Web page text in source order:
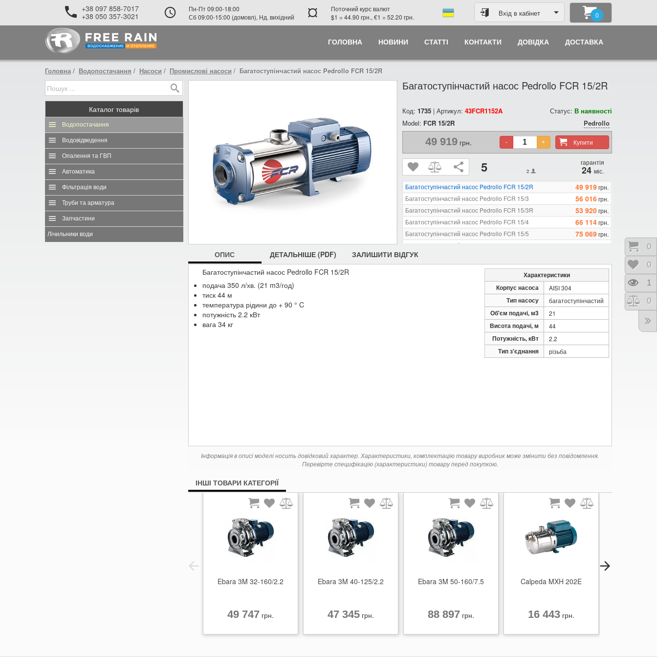
+38 097 858-7017
+38 050 357-3021
Пн-Пт 09:00-18:00
Сб 09:00-15:00 (домовл), Нд. вихідний
¤
Поточний курс валют
$1 = 44.90 грн., €1 = 52.20 грн.
Вхід в кабінет 0
ГОЛОВНА НОВИНИ СТАТТІ КОНТАКТИ ДОВІДКА ДОСТАВКА
Головна Водопостачання Насоси Промислові насоси Багатоступінчастий насос Pedrollo FCR 15/2R
Каталог товарів
Водопостачання
Водовідведення
Опалення та ГВП
Автоматика
Фільтрація води
Труби та арматура
Запчастини
Лічильники води
Багатоступінчастий насос Pedrollo FCR 15/2R
Код: 1735 | Артикул:43FCR1152A Статус: В наявності
Model: FCR 15/2R Pedrollo
49 919грн. Купити
- +
5 2
гарантія
24 міс.
Багатоступінчастий насос Pedrollo FCR 15/2R
49 919грн.
Багатоступінчастий насос Pedrollo FCR 15/3
56 016грн.
Багатоступінчастий насос Pedrollo FCR 15/3R
53 920грн.
Багатоступінчастий насос Pedrollo FCR 15/4
66 114грн.
Багатоступінчастий насос Pedrollo FCR 15/5
75 069грн.
Багатоступінчастий насос Pedrollo FCR 30/2
Багатоступінчастий насос Pedrollo FCR 30/2R
Багатоступінчастий насос Pedrollo FCR 30/3
66 114грн.
Багатоступінчастий насос Pedrollo FCR 30/4
75 069грн.
ОПИС ДЕТАЛЬНІШЕ (PDF) ЗАЛИШИТИ ВІДГУК
Характеристики
Корпус насоса
AISI 304
Тип насосу багатоступінчастий
Об'єм подачі, м3 21
Висота подачі, м 44
Потужність, кВт 2.2
Тип з'єднання різьба
Багатоступінчастий насос Pedrollo FCR 15/2R
подача 350 л/хв. (21 m3/год)
тиск 44 м
температура рідини до + 90 ° C
потужність 2.2 кВт
вага 34 кг
Інформація в описі моделі носить довідковий характер. Характеристики, комплектацію товару виробник може змінити без повідомлення.
Перевірте специфікацію (характеристики) товару перед покупкою.
ІНШІ ТОВАРИ КАТЕГОРІЇ
Ebara 3M 32-160/2.2
49 747 грн.
Ebara 3M 40-125/2.2
47 345грн.
Ebara 3M 50-160/7.5
88 897 грн.
Calpeda MXH 202E
16 443грн.
0
0
1
0